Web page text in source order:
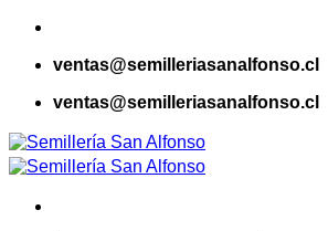
Saltar
contenidoventas@semilleriasanalfonso.cl
ventas@semilleriasanalfonso.cl